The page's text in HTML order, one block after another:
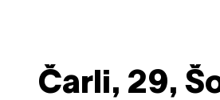
Čarli, 29,